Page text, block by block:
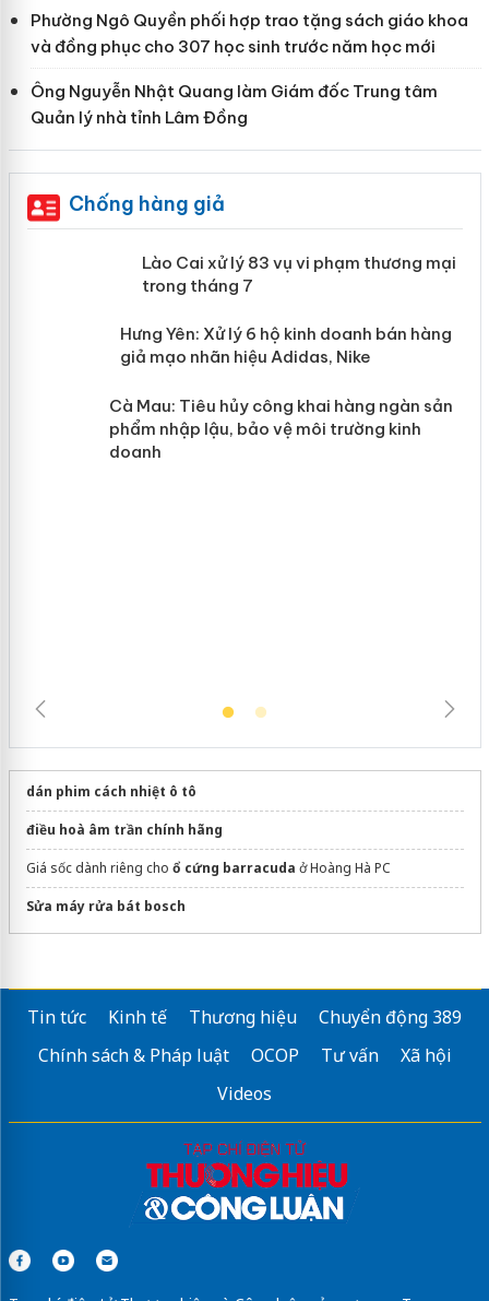
Phường Ngô Quyền phối hợp trao tặng sách giáo khoa
và đồng phục cho 307 học sinh trước năm học mới
Ông Nguyễn Nhật Quang làm Giám đốc Trung tâm
Quản lý nhà tỉnh Lâm Đồng
Chống hàng giả
Lào Cai xử lý 83 vụ vi phạm thương
mại trong tháng 7
Hưng Yên: Xử lý 6 hộ kinh doanh bán
hàng giả mạo nhãn hiệu Adidas, Nike
dán phim cách nhiệt ô tô
điều hoà âm trần chính hãng
Giá sốc dành riêng cho ổ cứng barracuda ở Hoàng Hà PC
Sửa máy rửa bát bosch
Tin tức Kinh tế Thương hiệu
Chuyển động 389
Chính sách & Pháp luật
OCOP Tư vấn
Xã hội
Videos